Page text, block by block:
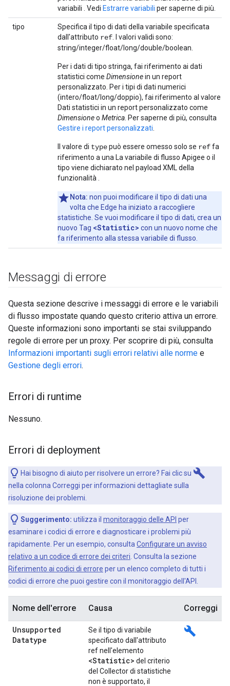
variabili . Vedi Estrarre variabili per saperne di più.
tipo
Specifica il tipo di dati della variabile specificata
dall'attributo ref . I valori validi sono:
string/integer/float/long/double/boolean.
Per i dati di tipo stringa, fai riferimento ai dati
statistici come Dimensionein un report
personalizzato. Per i tipi di dati numerici
(intero/float/long/doppio), fai riferimento al valore
Dati statistici in un report personalizzato come
Dimensioneo Metrica . Per saperne di più, consulta
Gestire i report personalizzati
Il valore di typepuò essere omesso solo se reffa
riferimento a una La variabile di flusso Apigee o il
tipo viene dichiarato nel payload XML della
funzionalità .
Nota: non puoi modificare il tipo di dati una
volta che Edge ha iniziato a raccogliere
statistiche. Se vuoi modificare il tipo di dati, crea un
nuovo Tag <Statistic> con un nuovo nome che
fa riferimento alla stessa variabile di flusso.
Messaggi di errore
Questa sezione descrive i messaggi di errore e le variabili
di flusso impostate quando questo criterio attiva un errore.
Queste informazioni sono importanti se stai sviluppando
regole di errore per un proxy. Per scoprire di più, consulta
Informazioni importanti sugli errori relativi alle norme e
Gestione degli errori.
Errori di runtime
Nessuno.
Errori di deployment
Hai bisogno di aiuto per risolvere un errore? Fai clic su build
nella colonna Correggi per informazioni dettagliate sulla
risoluzione dei problemi.
Suggerimento: utilizza il monitoraggio delle API per
esaminare i codici di errore e diagnosticare i problemi più
rapidamente. Per un esempio, consulta Configurare un avviso
relativo a un codice di errore dei criteri . Consulta la sezione
Riferimento ai codici di errore per un elenco completo di tutti i
codici di errore che puoi gestire con il monitoraggio dell'API.
Nome dell'errore Causa Correggi
Unsupported
Datatype
Se il tipo di variabile
specificato dall'attributo
ref nell'elemento
<Statistic> del criterio
del Collector di statistiche
non è supportato, il
build